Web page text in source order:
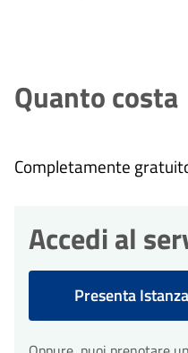
Quanto costa
Completamente
Accedi al
Presenta Istanza